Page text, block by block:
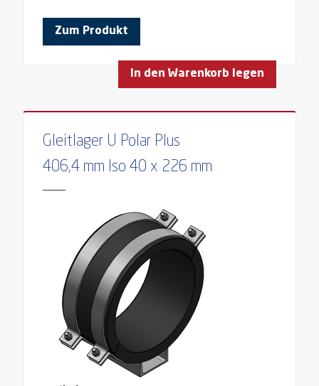
Zum Produkt
In den Warenkorb legen
Gleitlager U Polar Plus
406,4 mm Iso 40 x 226 mm